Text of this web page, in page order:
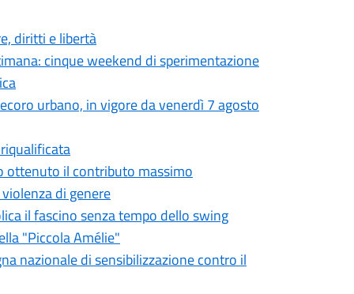
diritti e libertà
cinque weekend di sperimentazione
urbano, in vigore da venerdì 7 agosto
ottenuto il contributo massimo
di genere
il fascino senza tempo dello swing
"Piccola Amélie"
nazionale di sensibilizzazione contro il